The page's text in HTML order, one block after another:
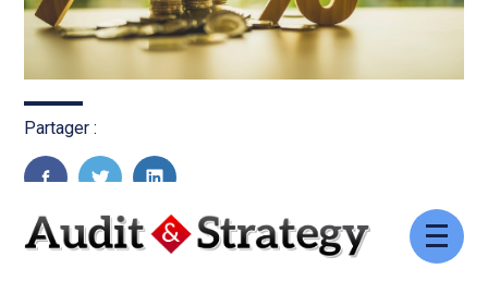
Aller
Partager :